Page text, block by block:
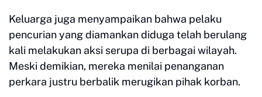
Keluarga juga menyampaikan bahwa pelaku
pencurian yang diamankan diduga telah berulang
kali melakukan aksi serupa di berbagai wilayah.
Meski demikian, mereka menilai penanganan
perkara justru berbalik merugikan pihak korban.